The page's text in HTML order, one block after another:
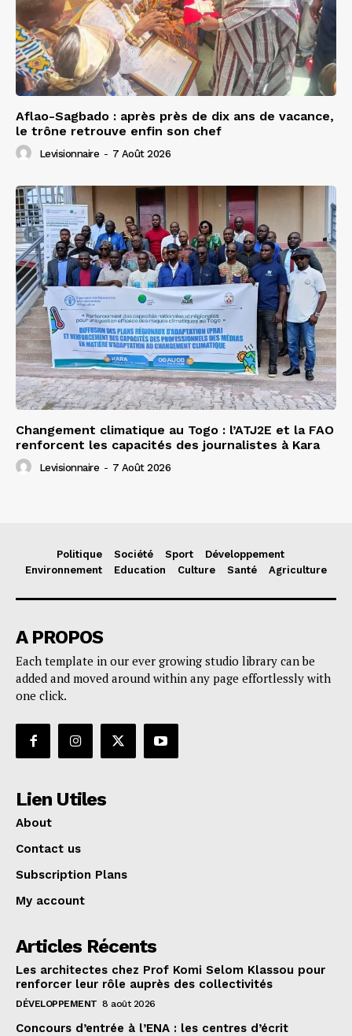
Aflao-Sagbado : après près de dix ans de vacance,
le trône retrouve enfin son chef
Levisionnaire - 7 Août 2026
Changement climatique au Togo : l’ATJ2E et la FAO
renforcent les capacités des journalistes à Kara
Levisionnaire - 7 Août 2026
Politique Société Sport
Développement
Environnement
Education Culture Santé Agriculture
A PROPOS
Each template in our ever growing studio library can be
added and moved around within any page effortlessly with
one click.
Lien Utiles
About
Contact us
Subscription Plans
My account
Articles Récents
Les architectes chez Prof Komi Selom Klassou pour
renforcer leur rôle auprès des collectivités
DÉVELOPPEMENT 8 août 2026
Concours d’entrée à l’ENA : les centres d’écrit